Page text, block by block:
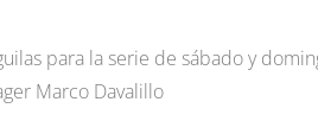
para la serie de sábado y
Marco Davalillo